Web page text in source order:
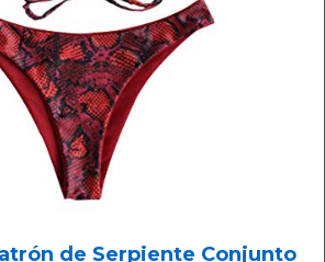
de Serpiente Conjunto